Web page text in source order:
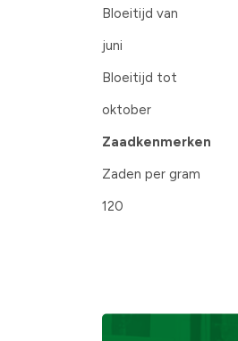
Bloeitijd van
juni
Bloeitijd tot
oktober
Zaadkenmerken
Zaden per gram
120